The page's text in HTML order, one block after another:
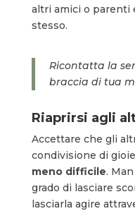
altri amici o parenti
stesso.
Ricontatta la
braccia di tua
Riaprirsi agli
Accettare che gli
condivisione di
meno difficile.
grado di lasciare
lasciarla agire